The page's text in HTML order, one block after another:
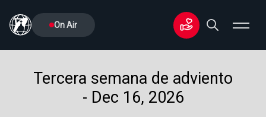
On Air
Tercera semana de adviento
- Dec 16, 2026